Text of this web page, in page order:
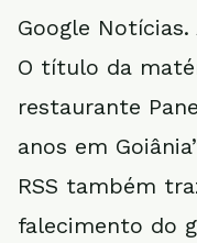
Google
O título da
restaurante
anos em
RSS também
falecimento do